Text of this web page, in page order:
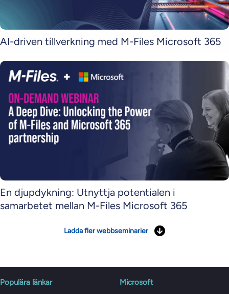
AI-driven tillverkning med M-Files Microsoft 365
En djupdykning: Utnyttja potentialen i
samarbetet mellan M-Files Microsoft 365
Ladda fler webbseminarier
Populära länkar Microsoft